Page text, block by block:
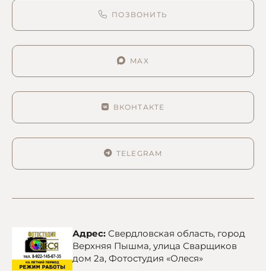
ПОЗВОНИТЬ
MAX
ВКОНТАКТЕ
TELEGRAM
Адрес: Свердловская область, город
Верхняя Пышма, улица Сварщиков
дом 2а, Фотостудия «Олеся»